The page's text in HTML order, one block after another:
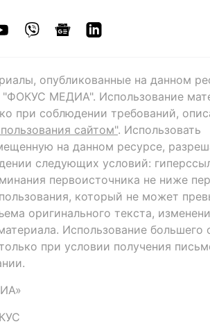
опубликованные на данном
МЕДИА". Использование
при соблюдении требований,
сайтом". Использовать
на данном ресурсе,
следующих условий:
первоисточника не ниже
который не может
оригинального текста,
Использование большего
при условии получения